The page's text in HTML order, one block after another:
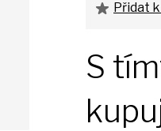
Přidat
S